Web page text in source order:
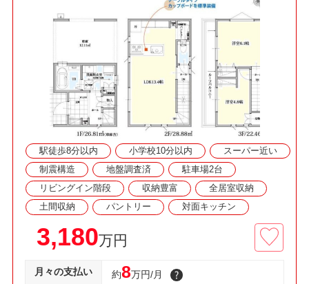
■冷暖房の効率を高める複層ガラス、節水型トイ
レ、経済的な都市ガス！
□資料請求・見学予約などお気軽にご利用くださ
駅徒歩8分以内 小学校10分以内
スーパー近い
制震構造
地盤調査済
駐車場2台
リビングイン階段
収納豊富
全居室収納
土間収納
パントリー 対面キッチン
3,180万円
月々の支払い 約8万円/月